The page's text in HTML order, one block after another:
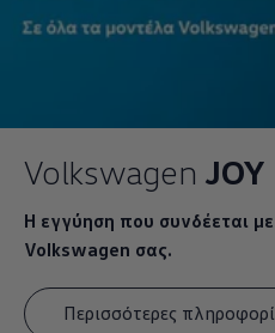
Volkswagen JOY
Η εγγύηση που συνδέεται
Volkswagen σας.
Περισσότερες